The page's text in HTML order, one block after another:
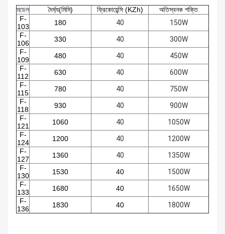
মডেল দৈর্ঘ্য(মিমি) ফ্রিকোয়েন্সি (KZh)
অতিস্বনক শক্তি
F-
103
180 40
150W
F-
106
330 40
300W
F-
109
480 40
450W
F-
112
630 40
600W
F-
115
780 40
750W
F-
118
930 40
900W
F-
121
1060 40
1050W
F-
124
1200 40
1200W
F-
127
1360 40
1350W
F-
130
1530 40
1500W
F-
133
1680 40
1650W
F-
136
1830 40 1800W